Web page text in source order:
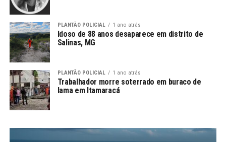
PLANTÃO POLICIAL 1 ano atrás
Idoso de 88 anos desaparece em distrito de
Salinas, MG
PLANTÃO POLICIAL 1 ano atrás
Trabalhador morre soterrado em buraco de
lama em Itamaracá